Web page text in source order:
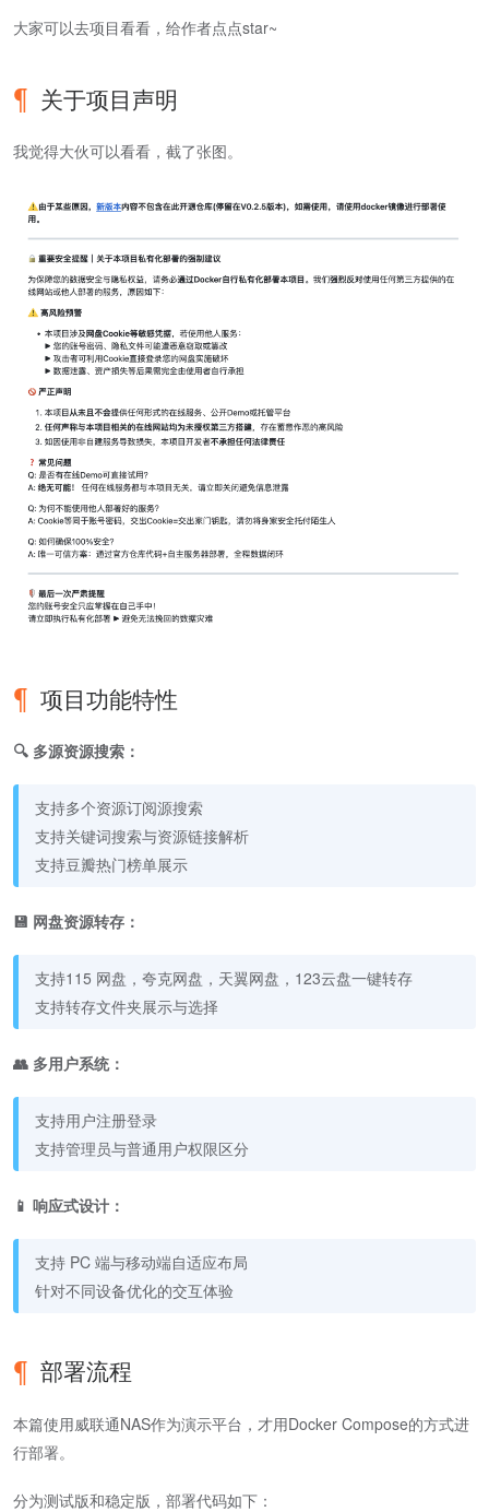
大家可以去项目看看，给作者点点star~
关于项目声明
我觉得大伙可以看看，截了张图。
项目功能特性
🔍 多源资源搜索：
支持多个资源订阅源搜索
支持关键词搜索与资源链接解析
支持豆瓣热门榜单展示
💾 网盘资源转存：
支持115 网盘，夸克网盘，天翼网盘，123云盘一键转存
支持转存文件夹展示与选择
👥 多用户系统：
支持用户注册登录
支持管理员与普通用户权限区分
📱 响应式设计：
支持 PC 端与移动端自适应布局
针对不同设备优化的交互体验
部署流程
本篇使用威联通NAS作为演示平台，才用Docker Compose的方式进
行部署。
分为测试版和稳定版，部署代码如下：